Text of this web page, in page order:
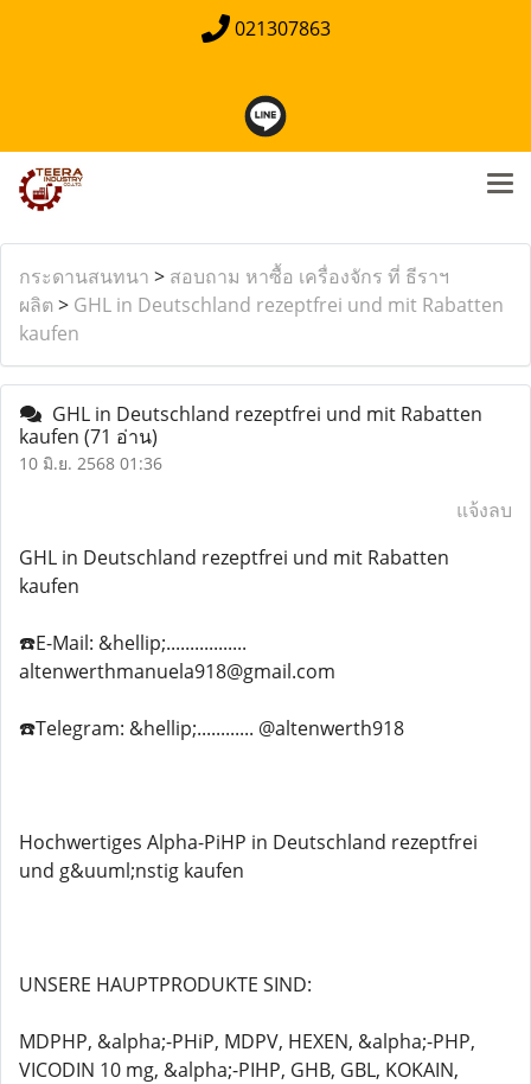
021307863
กระดานสนทนา > สอบถาม หาซื้อ เครื่องจักร ที่ ธีราฯ
ผลิต > GHL in Deutschland rezeptfrei und mit Rabatten
kaufen
GHL in Deutschland rezeptfrei und mit Rabatten
kaufen (71 อ่าน)
10 มิ.ย. 2568 01:36
แจ้งลบ
GHL in Deutschland rezeptfrei und mit Rabatten
kaufen
☎️E-Mail: &hellip;.................
altenwerthmanuela918@gmail.com
☎️Telegram: &hellip;............ @altenwerth918
Hochwertiges Alpha-PiHP in Deutschland rezeptfrei
und g&uuml;nstig kaufen
UNSERE HAUPTPRODUKTE SIND:
MDPHP, &alpha;-PHiP, MDPV, HEXEN, &alpha;-PHP,
VICODIN 10 mg, &alpha;-PIHP, GHB, GBL, KOKAIN,